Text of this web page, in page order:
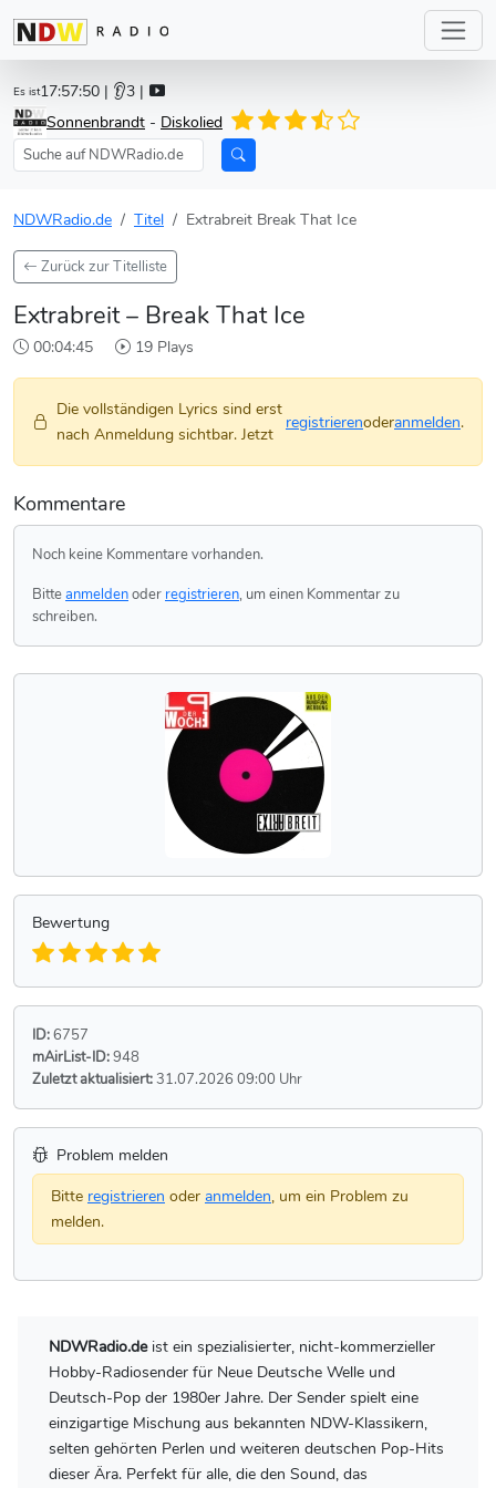
Es ist17:57:50 | 👂3 |
Sonnenbrandt - Diskolied
NDWRadio.de Titel Extrabreit Break That Ice
Zurück zur Titelliste
Extrabreit – Break That Ice
00:04:45 19 Plays
Die vollständigen Lyrics sind erst
nach Anmeldung sichtbar. Jetzt
registrierenoderanmelden.
Kommentare
Noch keine Kommentare vorhanden.
Bitteanmeldenoder registrieren, um einen Kommentar zu
schreiben.
Bewertung
ID:6757
mAirList-ID:948
Zuletzt aktualisiert:31.07.2026 09:00 Uhr
Problem melden
Bitte registrieren oder anmelden, um ein Problem zu
melden.
NDWRadio.deist ein spezialisierter, nicht-kommerzieller
Hobby-Radiosender für Neue Deutsche Welle und
Deutsch-Pop der 1980er Jahre. Der Sender spielt eine
einzigartige Mischung aus bekannten NDW-Klassikern,
selten gehörten Perlen und weiteren deutschen Pop-Hits
dieser Ära. Perfekt für alle, die den Sound, das